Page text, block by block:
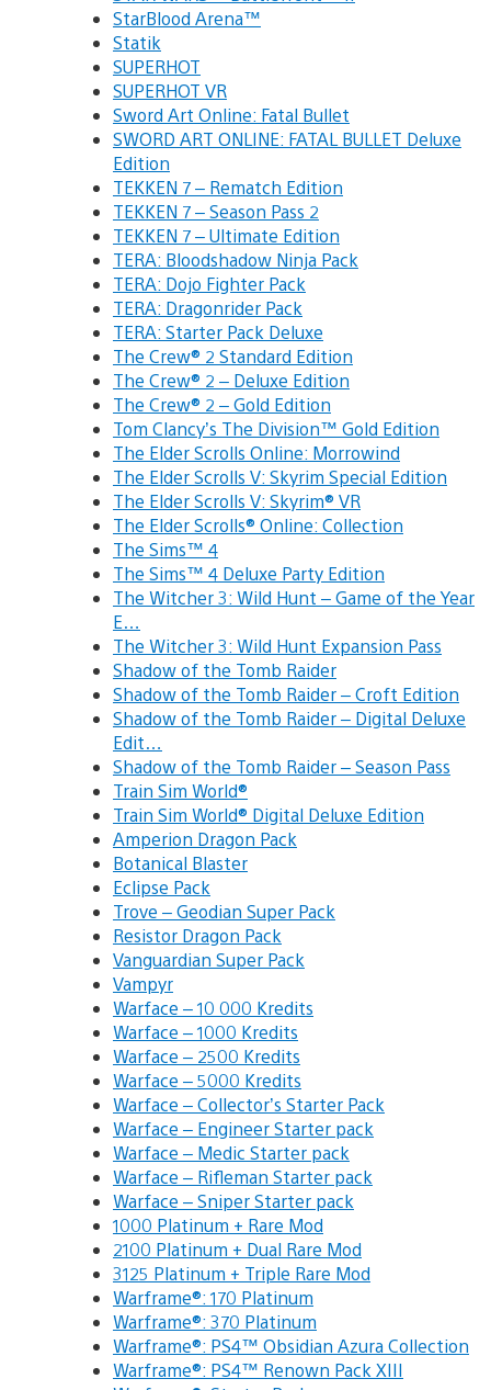
StarBlood Arena™
Statik
SUPERHOT
SUPERHOT VR
Sword Art Online: Fatal Bullet
SWORD ART ONLINE: FATAL BULLET Deluxe
Edition
TEKKEN 7 – Rematch Edition
TEKKEN 7 – Season Pass 2
TEKKEN 7 – Ultimate Edition
TERA: Bloodshadow Ninja Pack
TERA: Dojo Fighter Pack
TERA: Dragonrider Pack
TERA: Starter Pack Deluxe
The Crew® 2 Standard Edition
The Crew® 2 – Deluxe Edition
The Crew® 2 – Gold Edition
Tom Clancy’s The Division™ Gold Edition
The Elder Scrolls Online: Morrowind
The Elder Scrolls V: Skyrim Special Edition
The Elder Scrolls V: Skyrim® VR
The Elder Scrolls® Online: Collection
The Sims™ 4
The Sims™ 4 Deluxe Party Edition
The Witcher 3: Wild Hunt – Game of the Year
E…
The Witcher 3: Wild Hunt Expansion Pass
Shadow of the Tomb Raider
Shadow of the Tomb Raider – Croft Edition
Shadow of the Tomb Raider – Digital Deluxe
Edit…
Shadow of the Tomb Raider – Season Pass
Train Sim World®
Train Sim World® Digital Deluxe Edition
Amperion Dragon Pack
Botanical Blaster
Eclipse Pack
Trove – Geodian Super Pack
Resistor Dragon Pack
Vanguardian Super Pack
Vampyr
Warface – 10 000 Kredits
Warface – 1000 Kredits
Warface – 2500 Kredits
Warface – 5000 Kredits
Warface – Collector’s Starter Pack
Warface – Engineer Starter pack
Warface – Medic Starter pack
Warface – Rifleman Starter pack
Warface – Sniper Starter pack
1000 Platinum + Rare Mod
2100 Platinum + Dual Rare Mod
3125 Platinum + Triple Rare Mod
Warframe®: 170 Platinum
Warframe®: 370 Platinum
Warframe®: PS4™ Obsidian Azura Collection
Warframe®: PS4™ Renown Pack XIII